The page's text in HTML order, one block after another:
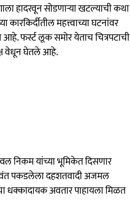
हादरवून सोडणाऱ्या खटल्याची कथा
महत्त्वाच्या घटनांवर
आहे. फर्स्ट लूक समोर येताच चित्रपटाची
वेधून घेतले आहे.
निकम यांच्या भूमिकेत दिसणार
पकडलेला दहशतवादी अजमल
धक्कादायक अवतार पाहायला मिळत